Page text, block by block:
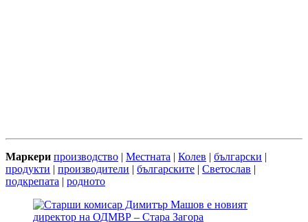
Маркери производство | Местната | Колев | български |
продукти | производители | българските | Светослав |
подкрепата | родното